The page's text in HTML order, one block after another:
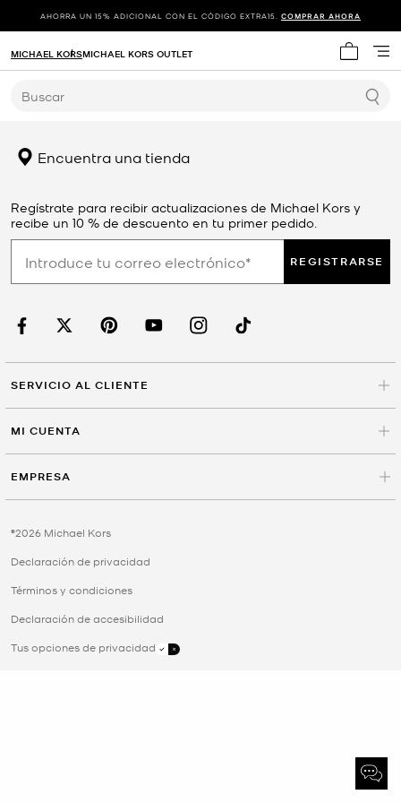
AHORRA UN 15% ADICIONAL CON EL CÓDIGO EXTRA15. COMPRAR AHORA
Mi
MICHAEL KORSMICHAEL KORS OUTLET
Buscar
Encuentra una tienda
Regístrate para recibir actualizaciones de Michael Kors y
recibe un 10 % de descuento en tu primer pedido.
REGISTRARSE
SERVICIO AL CLIENTE
MI CUENTA
EMPRESA
©2026 Michael Kors
Declaración de privacidad
Términos y condiciones
Declaración de accesibilidad
Tus opciones de privacidad